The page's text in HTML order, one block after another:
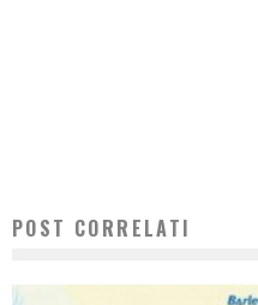
POST CORRELATI